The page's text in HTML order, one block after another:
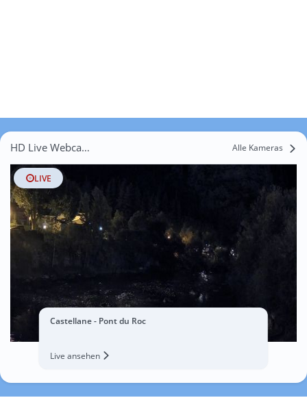
HD Live Webcams Montagnac-Montpezat Alle Kameras
LIVE
Castellane - Pont du Roc
Live ansehen